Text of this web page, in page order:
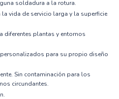
soldadura a la rotura.
vida de servicio larga y la superficie
diferentes plantas y entornos
para su propio diseño
Sin contaminación para los
circundantes.